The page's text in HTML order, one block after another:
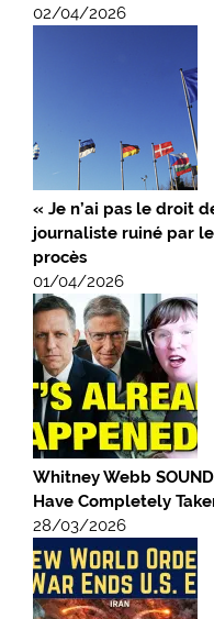
02/04/2026
« Je n’ai pas le droit
journaliste ruiné par
procès
01/04/2026
Whitney Webb
Have Completely
28/03/2026